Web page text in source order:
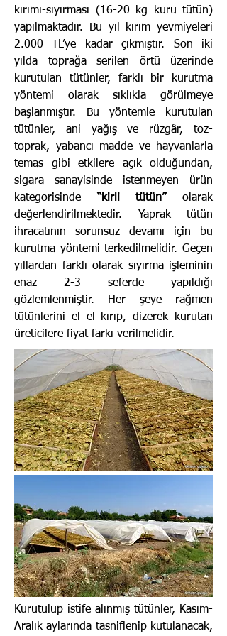
kırımı-sıyırması (16-20 kg kuru tütün)
yapılmaktadır. Bu yıl kırım yevmiyeleri
2.000 TL’ye kadar çıkmıştır. Son iki
yılda toprağa serilen örtü üzerinde
kurutulan tütünler, farklı bir kurutma
yöntemi olarak sıklıkla görülmeye
başlanmıştır. Bu yöntemle kurutulan
tütünler, ani yağış ve rüzgâr, toz-
toprak, yabancı madde ve hayvanlarla
temas gibi etkilere açık olduğundan,
sigara sanayisinde istenmeyen ürün
kategorisinde “kirli tütün”olarak
değerlendirilmektedir. Yaprak tütün
ihracatının sorunsuz devamı için bu
kurutma yöntemi terkedilmelidir. Geçen
yıllardan farklı olarak sıyırma işleminin
enaz 2-3 seferde yapıldığı
gözlemlenmiştir. Her şeye rağmen
tütünlerini el el kırıp, dizerek kurutan
üreticilere fiyat farkı verilmelidir.
Kurutulup istife alınmış tütünler, Kasım-
Aralık aylarında tasniflenip kutulanacak,